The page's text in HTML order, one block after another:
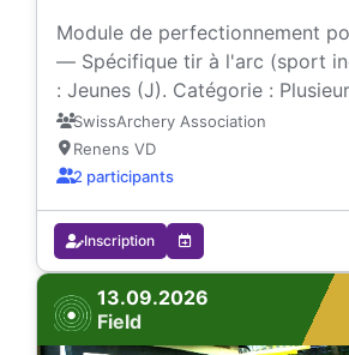
perfectionnement
inclusif, spécifique
Module de perfectionnement
— Spécifique tir à l'arc (sport
: Jeunes (J). Catégorie :
Langue : Français.
SwissArchery Association
Renens VD
2 participants
Inscription
13.09.2026
Field